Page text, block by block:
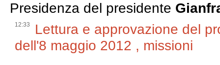
Presidenza del presidente
12:33
Lettura e approvazione del
dell'8 maggio 2012 , missioni